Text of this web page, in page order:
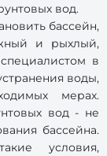
вод.
бассейн,
и рыхлый,
в
воды,
мерах.
вод - не
бассейна.
условия,